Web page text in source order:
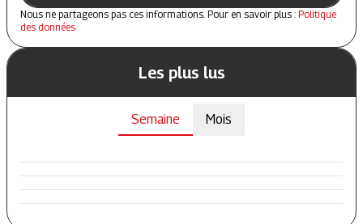
Nous ne partageons pas ces informations. Pour en savoir plus : Politique
des données
Les plus lus
Semaine Mois